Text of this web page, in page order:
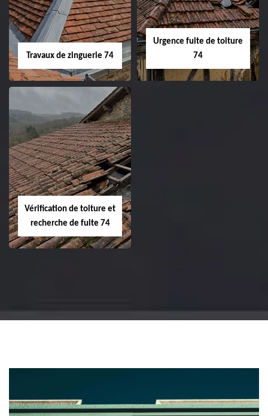
Travaux de zinguerie 74
Urgence fuite de toiture
74
Vérification de toiture et
recherche de fuite 74